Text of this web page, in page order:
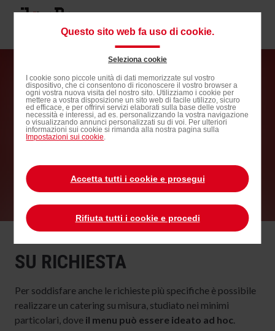
Passa
ricerca
SERVIZI PERSONALIZZATI
SU RICHIESTA
Per soddisfare anche le richieste più specifiche è possibile
realizzare un catering su misura, studiato nei minimi
particolari, dove il menu può essere ideato ad hoc.
Questo sito web fa uso di cookie.
Seleziona cookie
I cookie sono piccole unità di dati memorizzate sul vostro
dispositivo, che ci consentono di riconoscere il vostro browser a
ogni vostra nuova visita del nostro sito. Utilizziamo i cookie per
mettere a vostra disposizione un sito web di facile utilizzo, sicuro
ed efficace, e per offrirvi servizi elaborati sulla base delle vostre
necessità e interessi, ad es. personalizzando la vostra navigazione
o visualizzando annunci personalizzati su di voi. Per ulteriori
informazioni sui cookie si rimanda alla nostra pagina sulla
Impostazioni sui cookie.
Accetta tutti i cookie e prosegui
Rifiuta tutti i cookie e procedi